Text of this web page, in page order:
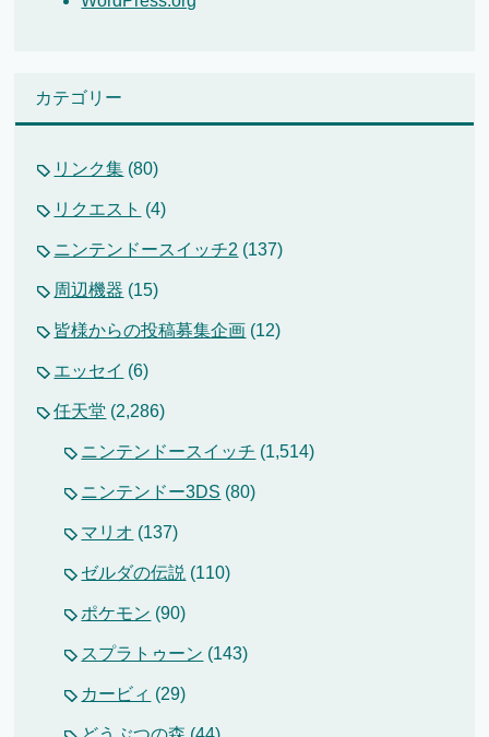
カテゴリー
リンク集 (80)
リクエスト (4)
ニンテンドースイッチ2 (137)
周辺機器 (15)
皆様からの投稿募集企画 (12)
エッセイ (6)
任天堂 (2,286)
ニンテンドースイッチ (1,514)
ニンテンドー3DS (80)
マリオ (137)
ゼルダの伝説 (110)
ポケモン (90)
スプラトゥーン (143)
カービィ (29)